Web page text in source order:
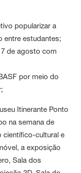
popularizar a
entre estudantes;
de agosto com
por meio do
Itinerante Ponto
na semana de
científico-cultural e
a exposição
Sala dos